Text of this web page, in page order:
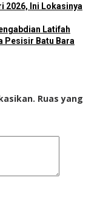
2026, Ini Lokasinya
Latifah
Pesisir Batu Bara
Ruas yang